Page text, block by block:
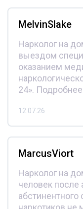
MelvinSlake
Нарколог на
выездом
оказанием
24».
12.07.26
MarcusViort
Нарколог на
человек после